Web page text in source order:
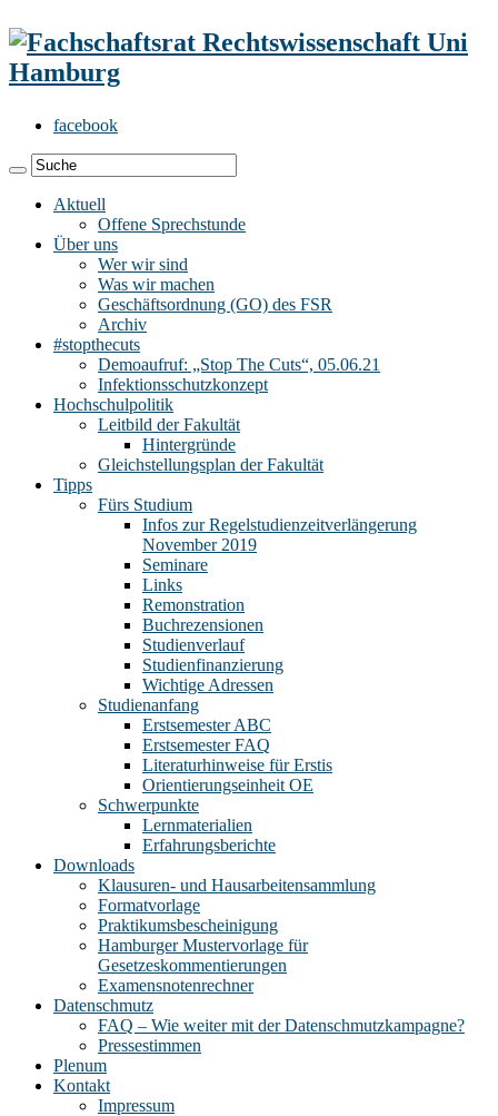
facebook
Aktuell
Offene Sprechstunde
Über uns
Wer wir sind
Was wir machen
Geschäftsordnung (GO) des FSR
Archiv
#stopthecuts
Demoaufruf: „Stop The Cuts“, 05.06.21
Infektionsschutzkonzept
Hochschulpolitik
Leitbild der Fakultät
Hintergründe
Gleichstellungsplan der Fakultät
Tipps
Fürs Studium
Infos zur Regelstudienzeitverlängerung
November 2019
Seminare
Links
Remonstration
Buchrezensionen
Studienverlauf
Studienfinanzierung
Wichtige Adressen
Studienanfang
Erstsemester ABC
Erstsemester FAQ
Literaturhinweise für Erstis
Orientierungseinheit OE
Schwerpunkte
Lernmaterialien
Erfahrungsberichte
Downloads
Klausuren- und Hausarbeitensammlung
Formatvorlage
Praktikumsbescheinigung
Hamburger Mustervorlage für
Gesetzeskommentierungen
Examensnotenrechner
Datenschmutz
FAQ – Wie weiter mit der Datenschmutzkampagne?
Pressestimmen
Plenum
Kontakt
Impressum